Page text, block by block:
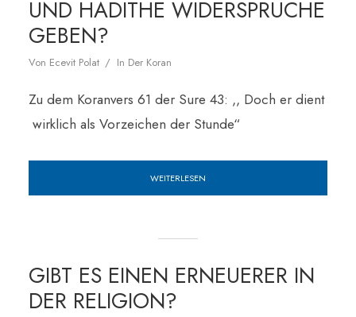
UND HADITHE WIDERSPRÜCHE
GEBEN?
Von Ecevit Polat In Der Koran
Zu dem Koranvers 61 der Sure 43: ,, Doch er dient
wirklich als Vorzeichen der Stunde“
WEITERLESEN
GIBT ES EINEN ERNEUERER IN
DER RELIGION?